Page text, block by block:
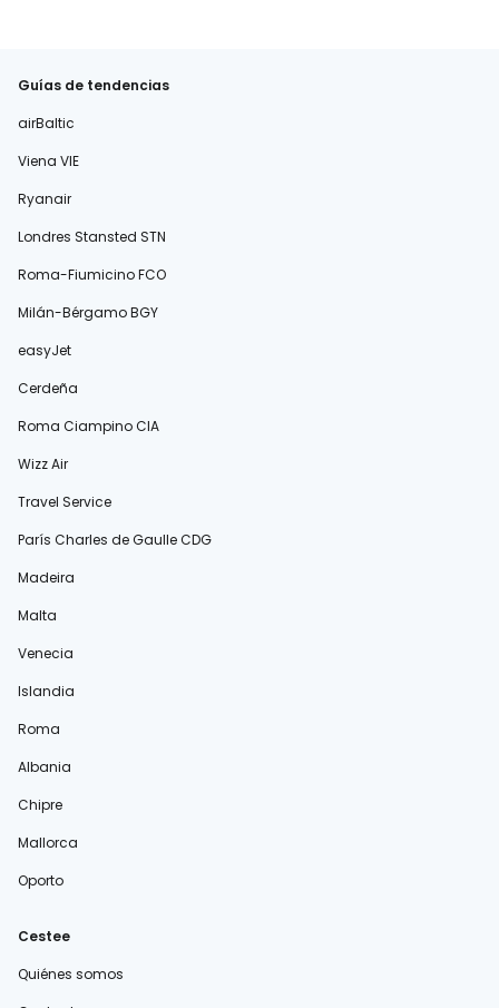
Guías de tendencias
airBaltic
Viena VIE
Ryanair
Londres Stansted STN
Roma-Fiumicino FCO
Milán-Bérgamo BGY
easyJet
Cerdeña
Roma Ciampino CIA
Wizz Air
Travel Service
París Charles de Gaulle CDG
Madeira
Malta
Venecia
Islandia
Roma
Albania
Chipre
Mallorca
Oporto
Cestee
Quiénes somos